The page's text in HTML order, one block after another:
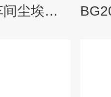
Y09-3016无菌车间尘埃粒子计数器